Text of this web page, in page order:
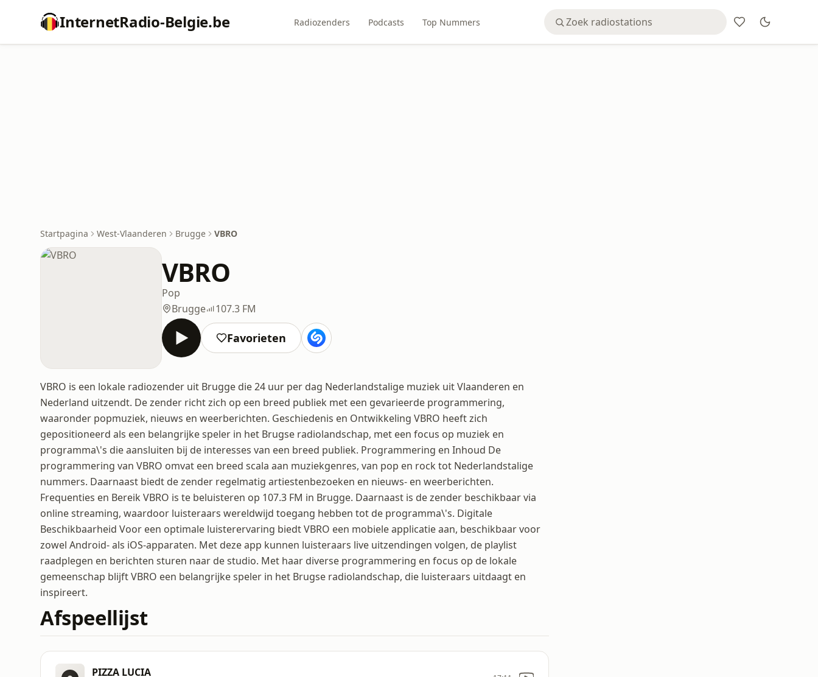
InternetRadio-Belgie.be Radiozenders Podcasts Top Nummers
Startpagina West-Vlaanderen Brugge VBRO
VBRO
Pop
Brugge
107.3 FM
Favorieten
VBRO is een lokale radiozender uit Brugge die 24 uur per dag Nederlandstalige muziek uit Vlaanderen en
Nederland uitzendt. De zender richt zich op een breed publiek met een gevarieerde programmering,
waaronder popmuziek, nieuws en weerberichten. Geschiedenis en Ontwikkeling VBRO heeft zich
gepositioneerd als een belangrijke speler in het Brugse radiolandschap, met een focus op muziek en
programma\'s die aansluiten bij de interesses van een breed publiek. Programmering en Inhoud De
programmering van VBRO omvat een breed scala aan muziekgenres, van pop en rock tot Nederlandstalige
nummers. Daarnaast biedt de zender regelmatig artiestenbezoeken en nieuws- en weerberichten.
Frequenties en Bereik VBRO is te beluisteren op 107.3 FM in Brugge. Daarnaast is de zender beschikbaar via
online streaming, waardoor luisteraars wereldwijd toegang hebben tot de programma\'s. Digitale
Beschikbaarheid Voor een optimale luisterervaring biedt VBRO een mobiele applicatie aan, beschikbaar voor
zowel Android- als iOS-apparaten. Met deze app kunnen luisteraars live uitzendingen volgen, de playlist
raadplegen en berichten sturen naar de studio. Met haar diverse programmering en focus op de lokale
gemeenschap blijft VBRO een belangrijke speler in het Brugse radiolandschap, die luisteraars uitdaagt en
inspireert.
Afspeellijst
PIZZA LUCIA